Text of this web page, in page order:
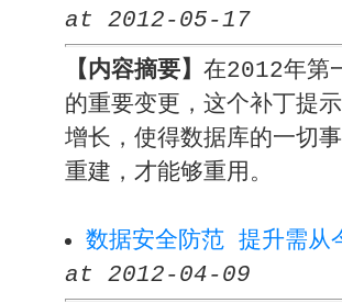
at 2012-05-17
【内容摘要】 在2012年第
的重要变更，这个补丁提
增长，使得数据库的一切
重建，才能够重用。
数据安全防范 提升需
at 2012-04-09